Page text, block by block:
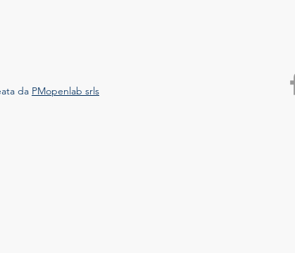
da PMopenlab srls